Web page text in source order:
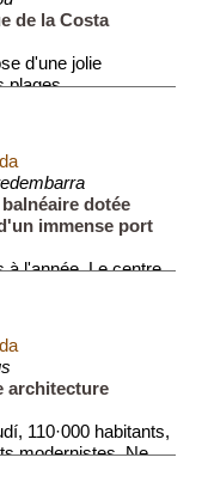
de la Costa
d'une jolie
plages.
la vi...
dotée
immense port
à l'année. Le centre
lon...
architecture
110·000 habitants,
modernistes. Ne